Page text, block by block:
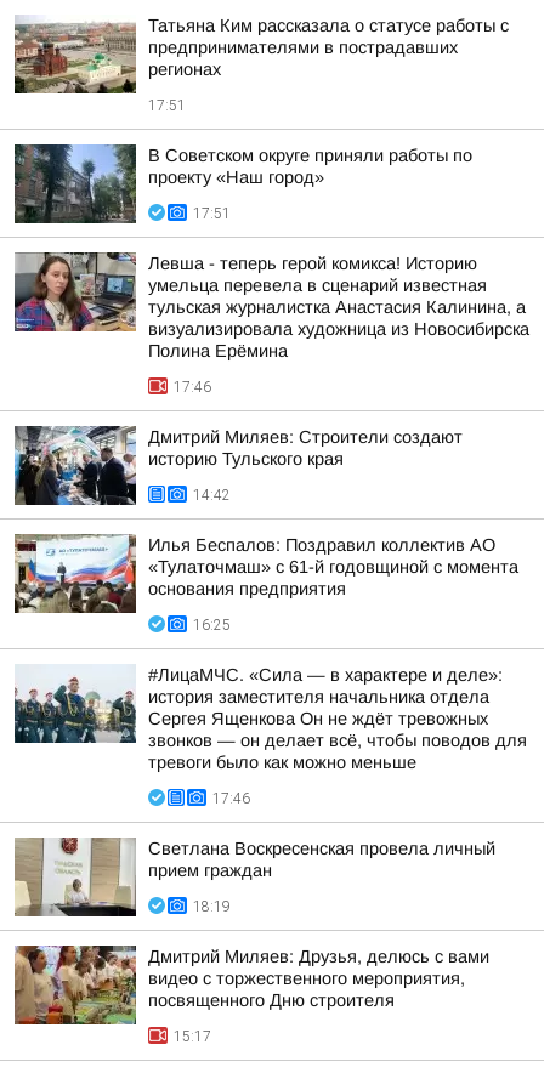
Татьяна Ким рассказала о статусе работы с
предпринимателями в пострадавших
регионах
17:51
В Советском округе приняли работы по
проекту «Наш город»
17:51
Левша - теперь герой комикса! Историю
умельца перевела в сценарий известная
тульская журналистка Анастасия Калинина, а
визуализировала художница из Новосибирска
Полина Ерёмина
17:46
Дмитрий Миляев: Строители создают
историю Тульского края
14:42
Илья Беспалов: Поздравил коллектив АО
«Тулаточмаш» с 61-й годовщиной с момента
основания предприятия
16:25
#ЛицаМЧС. «Сила — в характере и деле»:
история заместителя начальника отдела
Сергея Ященкова Он не ждёт тревожных
звонков — он делает всё, чтобы поводов для
тревоги было как можно меньше
17:46
Светлана Воскресенская провела личный
прием граждан
18:19
Дмитрий Миляев: Друзья, делюсь с вами
видео с торжественного мероприятия,
посвященного Дню строителя
15:17